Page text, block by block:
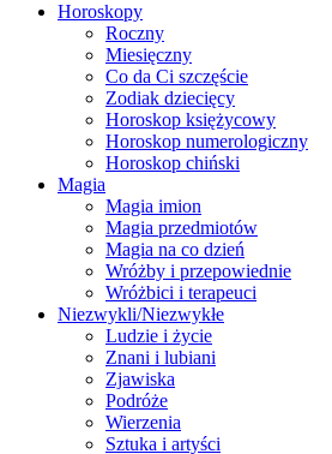
Horoskopy
Roczny
Miesięczny
Co da Ci szczęście
Zodiak dziecięcy
Horoskop księżycowy
Horoskop numerologiczny
Horoskop chiński
Magia
Magia imion
Magia przedmiotów
Magia na co dzień
Wróżby i przepowiednie
Wróżbici i terapeuci
Niezwykli/Niezwykłe
Ludzie i życie
Znani i lubiani
Zjawiska
Podróże
Wierzenia
Sztuka i artyści